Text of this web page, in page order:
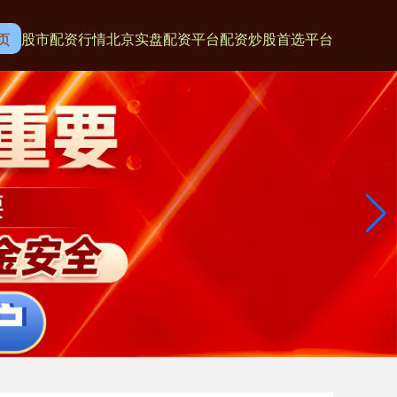
股市配资行情北京实盘配资平台配资炒股首选平台